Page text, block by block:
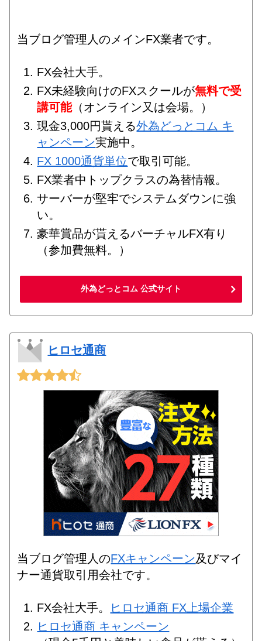
当ブログ管理人のメインFX業者です。
FX会社大手。
FX未経験向けのFXスクールが無料で受
講可能（オンライン又は会場。）
現金3,000円貰える外為どっとコム キ
ャンペーン実施中。
FX 1000通貨単位で取引可能。
FX業者中トップクラスの為替情報。
サーバーが堅牢でシステムダウンに強
い。
豪華賞品が貰えるバーチャルFX有り
（参加費無料。）
外為どっとコム 公式サイト
ヒロセ通商
当ブログ管理人のFXキャンペーン及びマイ
ナー通貨取引用会社です。
FX会社大手。
ヒロセ通商 FX上場企業
ヒロセ通商 キャンペーン